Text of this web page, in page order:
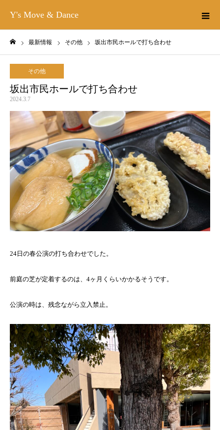
Y's Move & Dance
最新情報 その他 坂出市民ホールで打ち合わせ
その他
坂出市民ホールで打ち合わせ
2024.3.7
24日の春公演の打ち合わせでした。
前庭の芝が定着するのは、4ヶ月くらいかかるそうです。
公演の時は、残念ながら立入禁止。